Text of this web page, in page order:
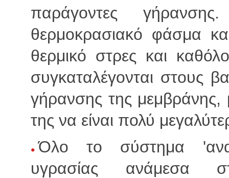
παράγοντες
θερμοκρασιακό φάσμα
θερμικό στρες και
συγκαταλέγονται στους
γήρανσης της μεμβράνης,
της να είναι πολύ
Όλο το σύστημα
υγρασίας ανάμεσα